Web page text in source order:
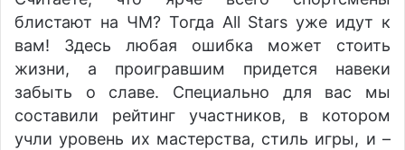
блистают на ЧМ? Тогда All Stars уже идут к
вам! Здесь любая ошибка может стоить
жизни, а проигравшим придется навеки
забыть о славе. Специально для вас мы
составили рейтинг участников, в котором
учли уровень их мастерства, стиль игры, и –